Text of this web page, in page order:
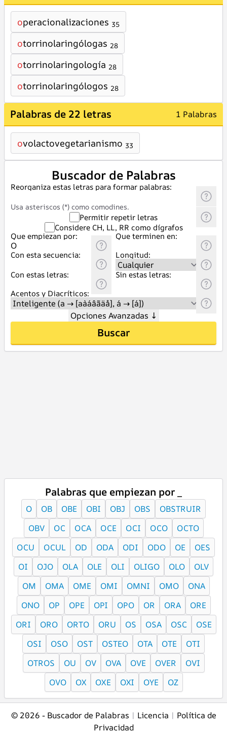
operacionalizaciones 35
otorrinolaringólogas 28
otorrinolaringología 28
otorrinolaringólogos 28
Palabras de 22 letras 1 Palabras
ovolactovegetarianismo 33
Buscador de Palabras
Reorganiza estas letras para formar palabras:
Usa asteriscos (*) como comodines.
Permitir repetir letras
Considere CH, LL, RR como dígrafos
Que empiezan por:
Que terminen en:
Con esta secuencia:
Longitud:
Con estas letras:
Sin estas letras:
Acentos y Diacríticos:
Opciones Avanzadas ↓
Buscar
Palabras que empiezan por _
O OB OBE OBI OBJ OBS
OBSTRUIR
OBV
OC OCA OCE OCI OCO
OCTO
OCU
OCUL OD ODA ODI ODO OE
OES
OI
OJO OLA OLE OLI OLIGO OLO
OLV
OM
OMA OME OMI OMNI OMO
ONA
ONO
OP OPE OPI OPO OR ORA
ORE
ORI
ORO ORTO ORU OS OSA OSC
OSE
OSI
OSO OST OSTEO OTA OTE
OTI
OTROS
OU OV OVA OVE OVER
OVI
OVO
OX OXE OXI OYE OZ
© 2026 - Buscador de Palabras | Licencia | Política de
Privacidad